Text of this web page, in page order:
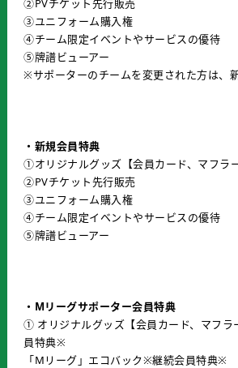
②PVチケット先行販売
③ユニフォーム購入権
④チーム限定イベントやサービスの優待
⑤牌譜ビューアー
※サポーターのチームを変更された方は、
・新規会員特典
①オリジナルグッズ【会員カード、マフラ
②PVチケット先行販売
③ユニフォーム購入権
④チーム限定イベントやサービスの優待
⑤牌譜ビューアー
・Mリーグサポーター会員特典
① オリジナルグッズ【会員カード、マフ
員特典※
「Mリーグ」エコバック※継続会員特典※